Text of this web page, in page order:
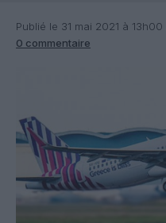
Publié le 31 mai 2021 à 13h00
0 commentaire